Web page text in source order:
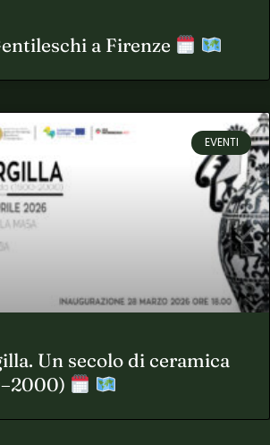
a Firenze
EVENTI
Un secolo di ceramica